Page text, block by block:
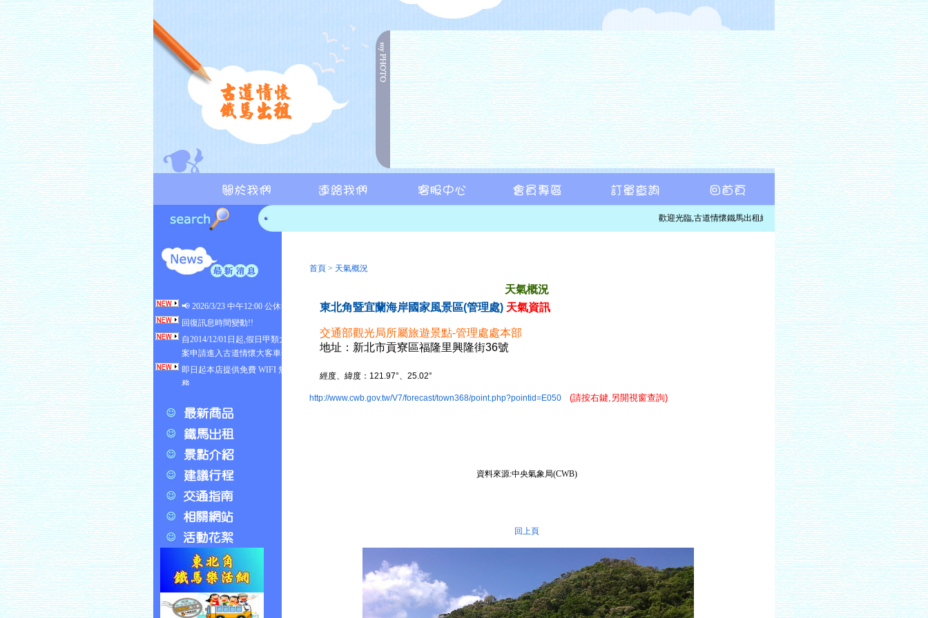
自2014/12/01日起,假日甲類大客車可專
案申請進入古道情懷大客車停車場
務
舊草嶺隧道國定例假日僅供自行車通行
福隆地區週六日例假日採「人車分行
制」,可改道福隆國小前路口進入
歡迎光臨,古道情懷鐵馬出租網,邀您一起騎單車暢遊東北角福隆附近風
首頁 > 天氣概況
天氣概況
東北角暨宜蘭海岸國家風景區(管理處) 天氣資訊
交通部觀光局所屬旅遊景點-管理處處本部
地址：新北市貢寮區福隆里興隆街36號
經度、緯度：121.97°、25.02°
http://www.cwb.gov.tw/V7/forecast/town368/point.php?pointid=E050 (請按右鍵,另開視窗查詢)
資料來源:中央氣象局(CWB)
回上頁